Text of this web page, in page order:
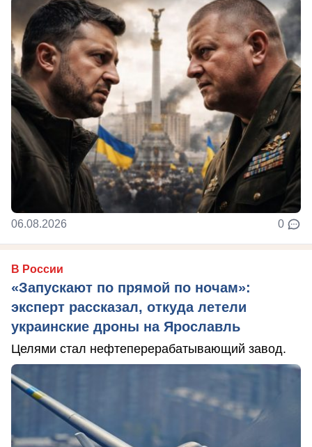
06.08.2026 0
В России
«Запускают по прямой по ночам»:
эксперт рассказал, откуда летели
украинские дроны на Ярославль
Целями стал нефтеперерабатывающий завод.